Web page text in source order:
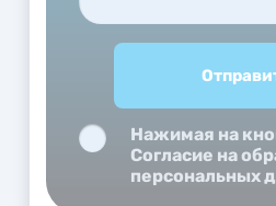
Нажимая на
Согласие на
персональных